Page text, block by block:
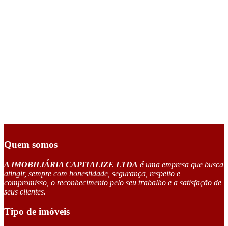
Quem somos
A IMOBILIÁRIA CAPITALIZE LTDA é uma empresa que busca
atingir, sempre com honestidade, segurança, respeito e
compromisso, o reconhecimento pelo seu trabalho e a satisfação de
seus clientes.
Tipo de imóveis